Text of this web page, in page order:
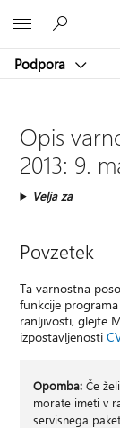
Podpora
Opis
2013: 9.
Velja za
Povzetek
Ta varnostna
funkcije
ranljivosti, glejte
izpostavljenosti
Opomba: Če
morate imeti v
servisnega